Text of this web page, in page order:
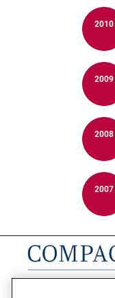
2010
2009
2008
2007